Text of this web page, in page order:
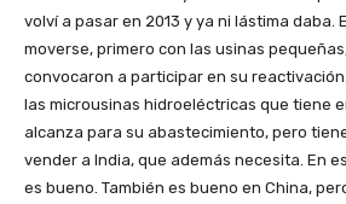
volví a pasar en 2013 y ya ni lástima daba.
moverse, primero con las usinas
convocaron a participar en su
las microusinas hidroeléctricas que tiene
alcanza para su abastecimiento, pero
vender a India, que además necesita. En
es bueno. También es bueno en China,